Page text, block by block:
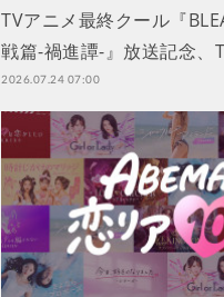
TVアニメ最終クール『
戦篇-禍進譚-』放送記念、
2026.07.24 07:00